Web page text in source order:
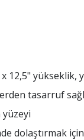
12,5"
tasarruf
yüzeyi
dolaştırmak